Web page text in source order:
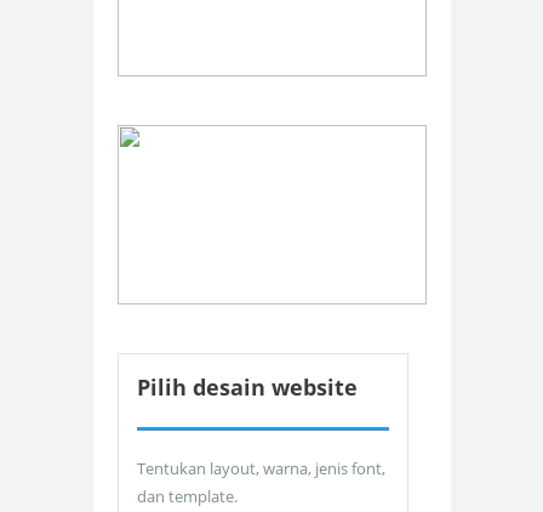
Pilih desain website
Tentukan layout, warna, jenis font,
dan template.